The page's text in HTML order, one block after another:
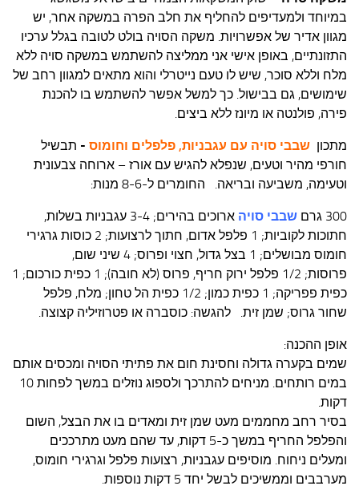
במיוחד ולמעדיפים להחליף את חלב הפרה במשקה אחר, יש
מגוון אדיר של אפשרויות. משקה הסויה בולט לטובה בגלל ערכיו
התזונתיים, באופן אישי אני ממליצה להשתמש במשקה סויה ללא
מלח וללא סוכר, שיש לו טעם נייטרלי והוא מתאים למגוון רחב של
שימושים, גם בבישול. כך למשל אפשר להשתמש בו להכנת
פירה, פולנטה או מיונז ללא ביצים.
מתכון שבבי סויה עם עגבניות, פלפלים וחומוס - תבשיל
חורפי מהיר וטעים, שנפלא להגיש עם אורז – ארוחה צבעונית
וטעימה, משביעה ובריאה. החומרים ל-8-6 מנות:
300 גרם שבבי סויה
ארוכים בהירים; 3-4 עגבניות בשלות,
חתוכות לקוביות; 1 פלפל אדום, חתוך לרצועות; 2 כוסות גרגירי
חומוס מבושלים; 1 בצל גדול, חצוי ופרוס; 4 שיני שום,
פרוסות; 1/2 פלפל ירוק חריף, פרוס (לא חובה); 1 כפית כורכום; 1
כפית פפריקה; 1 כפית כמון; 1/2 כפית הל טחון; מלח, פלפל
שחור גרוס; שמן זית. להגשה: כוסברה או פטרוזיליה קצוצה.
אופן ההכנה:
שמים בקערה גדולה וחסינת חום את פתיתי הסויה ומכסים אותם
במים רותחים. מניחים להתרכך ולספוג נוזלים במשך לפחות 10
דקות.
בסיר רחב מחממים מעט שמן זית ומאדים בו את הבצל, השום
והפלפל החריף במשך כ-5 דקות, עד שהם מעט מתרככים
ומעלים ניחוח. מוסיפים עגבניות, רצועות פלפל וגרגירי חומוס,
מערבבים וממשיכים לבשל יחד 5 דקות נוספות.